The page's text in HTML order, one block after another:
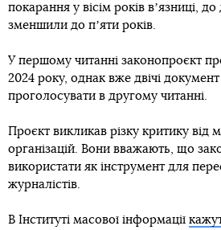
покарання у вісім років вʼязниці,
зменшили до пʼяти років.
У першому читанні законопроєкт
2024 року, однак вже двічі
проголосувати в другому читанні.
Проєкт викликав різку критику від
організацій. Вони вважають, що
використати як інструмент для
журналістів.
В Інституті масової інформації